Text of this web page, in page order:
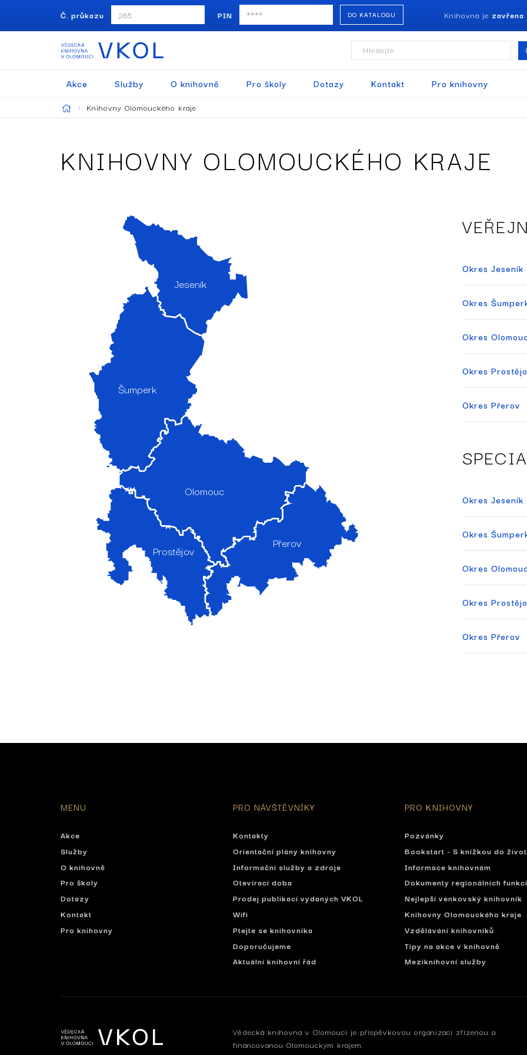
Č. průkazu PIN DO KATALOGU Knihovna je zavřena
Hledejte
Akce Služby O knihovně Pro školy Dotazy Kontakt Pro knihovny
Knihovny Olomouckého kraje
KNIHOVNY OLOMOUCKÉHO KRAJE
Jeseník
Šumperk
Olomouc
Prostějov
Přerov
Okres Jeseník
Okres
Okres
Okres
Okres Přerov
Okres Jeseník
Okres
Okres
Okres
Okres Přerov
MENU
Akce
Služby
O knihovně
Pro školy
Dotazy
Kontakt
Pro knihovny
PRO NÁVŠTĚVNÍKY
Kontakty
Orientační plány knihovny
Informační služby a zdroje
Otevírací doba
Prodej publikací vydaných VKOL
Wifi
Ptejte se knihovníka
Doporučujeme
Aktuální knihovní řád
PRO KNIHOVNY
Pozvánky
Bookstart - S knížkou do
Informace knihovnám
Dokumenty regionálních funkcí
Nejlepší venkovský knihovník
Knihovny Olomouckého kraje
Vzdělávání knihovníků
Tipy na akce v knihovně
Meziknihovní služby
Vědecká knihovna v Olomouci je příspěvkovou organizací zřízenou a
financovanou Olomouckým krajem.